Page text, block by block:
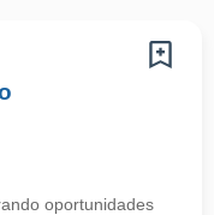
oportunidades